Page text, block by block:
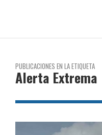
PUBLICACIONES EN LA ETIQUETA
Alerta Extrema